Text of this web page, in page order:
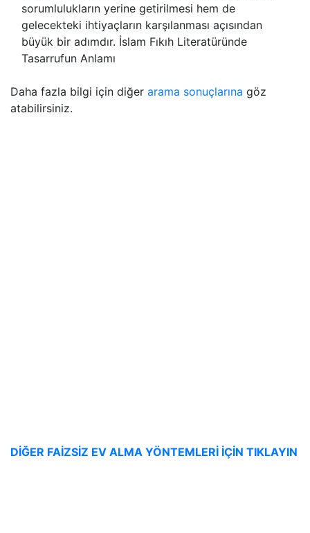
sorumlulukların yerine getirilmesi hem de
gelecekteki ihtiyaçların karşılanması açısından
büyük bir adımdır. İslam Fıkıh Literatüründe
Tasarrufun Anlamı
Daha fazla bilgi için diğer arama sonuçlarına göz
atabilirsiniz.
DİĞER FAİZSİZ EV ALMA YÖNTEMLERİ İÇİN TIKLAYIN